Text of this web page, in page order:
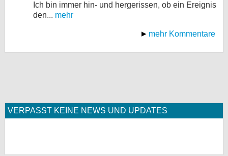
Ich bin immer hin- und hergerissen, ob ein Ereignis
den... mehr
mehr Kommentare
VERPASST KEINE NEWS UND UPDATES